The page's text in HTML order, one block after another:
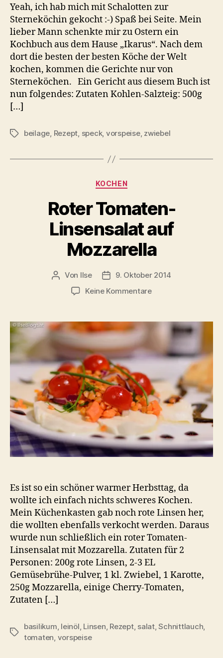
Yeah, ich hab mich mit Schalotten zur
Sterneköchin gekocht :-) Spaß bei Seite. Mein
lieber Mann schenkte mir zu Ostern ein
Kochbuch aus dem Hause „Ikarus“. Nach dem
dort die besten der besten Köche der Welt
kochen, kommen die Gerichte nur von
Sterneköchen. Ein Gericht aus diesem Buch ist
nun folgendes: Zutaten Kohlen-Salzteig: 500g
[…]
Schlagwörter
beilage, Rezept, speck, vorspeise, zwiebel
Kategorien
KOCHEN
Roter Tomaten-
Linsensalat auf
Mozzarella
Beitragsautor
Von Ilse Beitragsdatum
9. Oktober 2014
Keine Kommentarezu
Linsensalat
Mozzarella
Es ist so ein schöner warmer Herbsttag, da
wollte ich einfach nichts schweres Kochen.
Mein Küchenkasten gab noch rote Linsen her,
die wollten ebenfalls verkocht werden. Daraus
wurde nun schließlich ein roter Tomaten-
Linsensalat mit Mozzarella. Zutaten für 2
Personen: 200g rote Linsen, 2-3 EL
Gemüsebrühe-Pulver, 1 kl. Zwiebel, 1 Karotte,
250g Mozzarella, einige Cherry-Tomaten,
Zutaten […]
Schlagwörter
basilikum, leinöl, Linsen, Rezept, salat,Schnittlauch,
tomaten, vorspeise